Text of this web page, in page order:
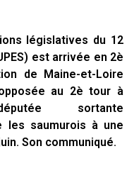
législatives du 12
est arrivée en 2è
de Maine-et-Loire
au 2è tour à
sortante
les saumurois à une
Son communiqué.